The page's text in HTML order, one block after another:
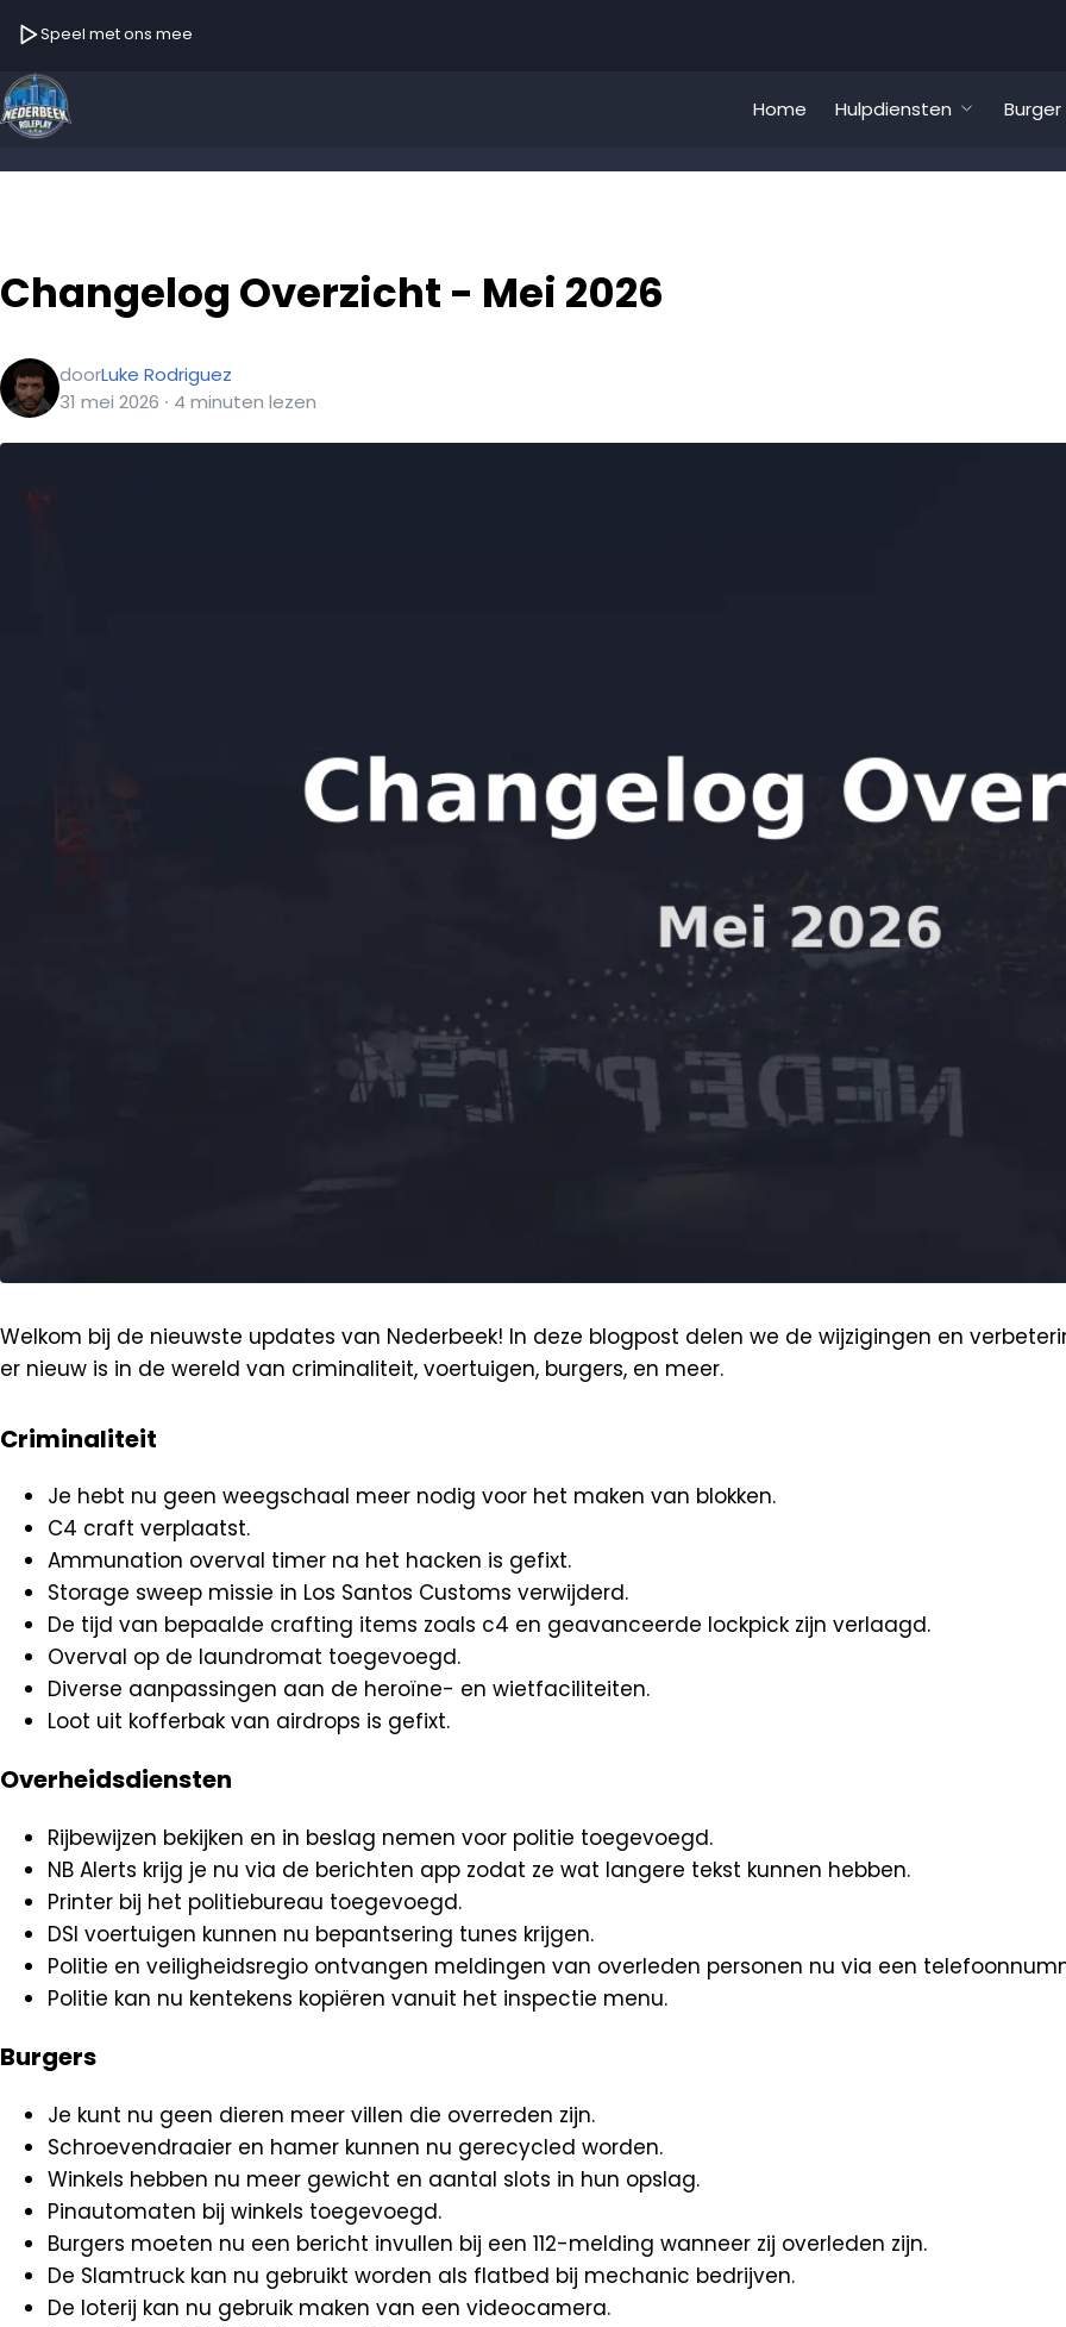
Speel met ons mee
Home Hulpdiensten Burger
Changelog Overzicht - Mei 2026
doorLuke Rodriguez
31 mei 2026 ∙ 4 minuten lezen
Welkom bij de nieuwste updates van Nederbeek! In deze blogpost delen we de wijzigingen en
er nieuw is in de wereld van criminaliteit, voertuigen, burgers, en meer.
Criminaliteit
Je hebt nu geen weegschaal meer nodig voor het maken van blokken.
C4 craft verplaatst.
Ammunation overval timer na het hacken is gefixt.
Storage sweep missie in Los Santos Customs verwijderd.
De tijd van bepaalde crafting items zoals c4 en geavanceerde lockpick zijn verlaagd.
Overval op de laundromat toegevoegd.
Diverse aanpassingen aan de heroïne- en wietfaciliteiten.
Loot uit kofferbak van airdrops is gefixt.
Overheidsdiensten
Rijbewijzen bekijken en in beslag nemen voor politie toegevoegd.
NB Alerts krijg je nu via de berichten app zodat ze wat langere tekst kunnen hebben.
Printer bij het politiebureau toegevoegd.
DSI voertuigen kunnen nu bepantsering tunes krijgen.
Politie en veiligheidsregio ontvangen meldingen van overleden personen nu via een
Politie kan nu kentekens kopiëren vanuit het inspectie menu.
Burgers
Je kunt nu geen dieren meer villen die overreden zijn.
Schroevendraaier en hamer kunnen nu gerecycled worden.
Winkels hebben nu meer gewicht en aantal slots in hun opslag.
Pinautomaten bij winkels toegevoegd.
Burgers moeten nu een bericht invullen bij een 112-melding wanneer zij overleden zijn.
De Slamtruck kan nu gebruikt worden als flatbed bij mechanic bedrijven.
De loterij kan nu gebruik maken van een videocamera.